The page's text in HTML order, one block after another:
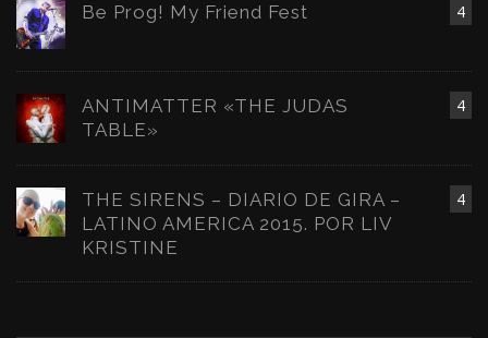
4
Be Prog! My Friend Fest
4
ANTIMATTER «THE JUDAS
TABLE»
4
THE SIRENS – DIARIO DE GIRA –
LATINO AMERICA 2015. POR LIV
KRISTINE